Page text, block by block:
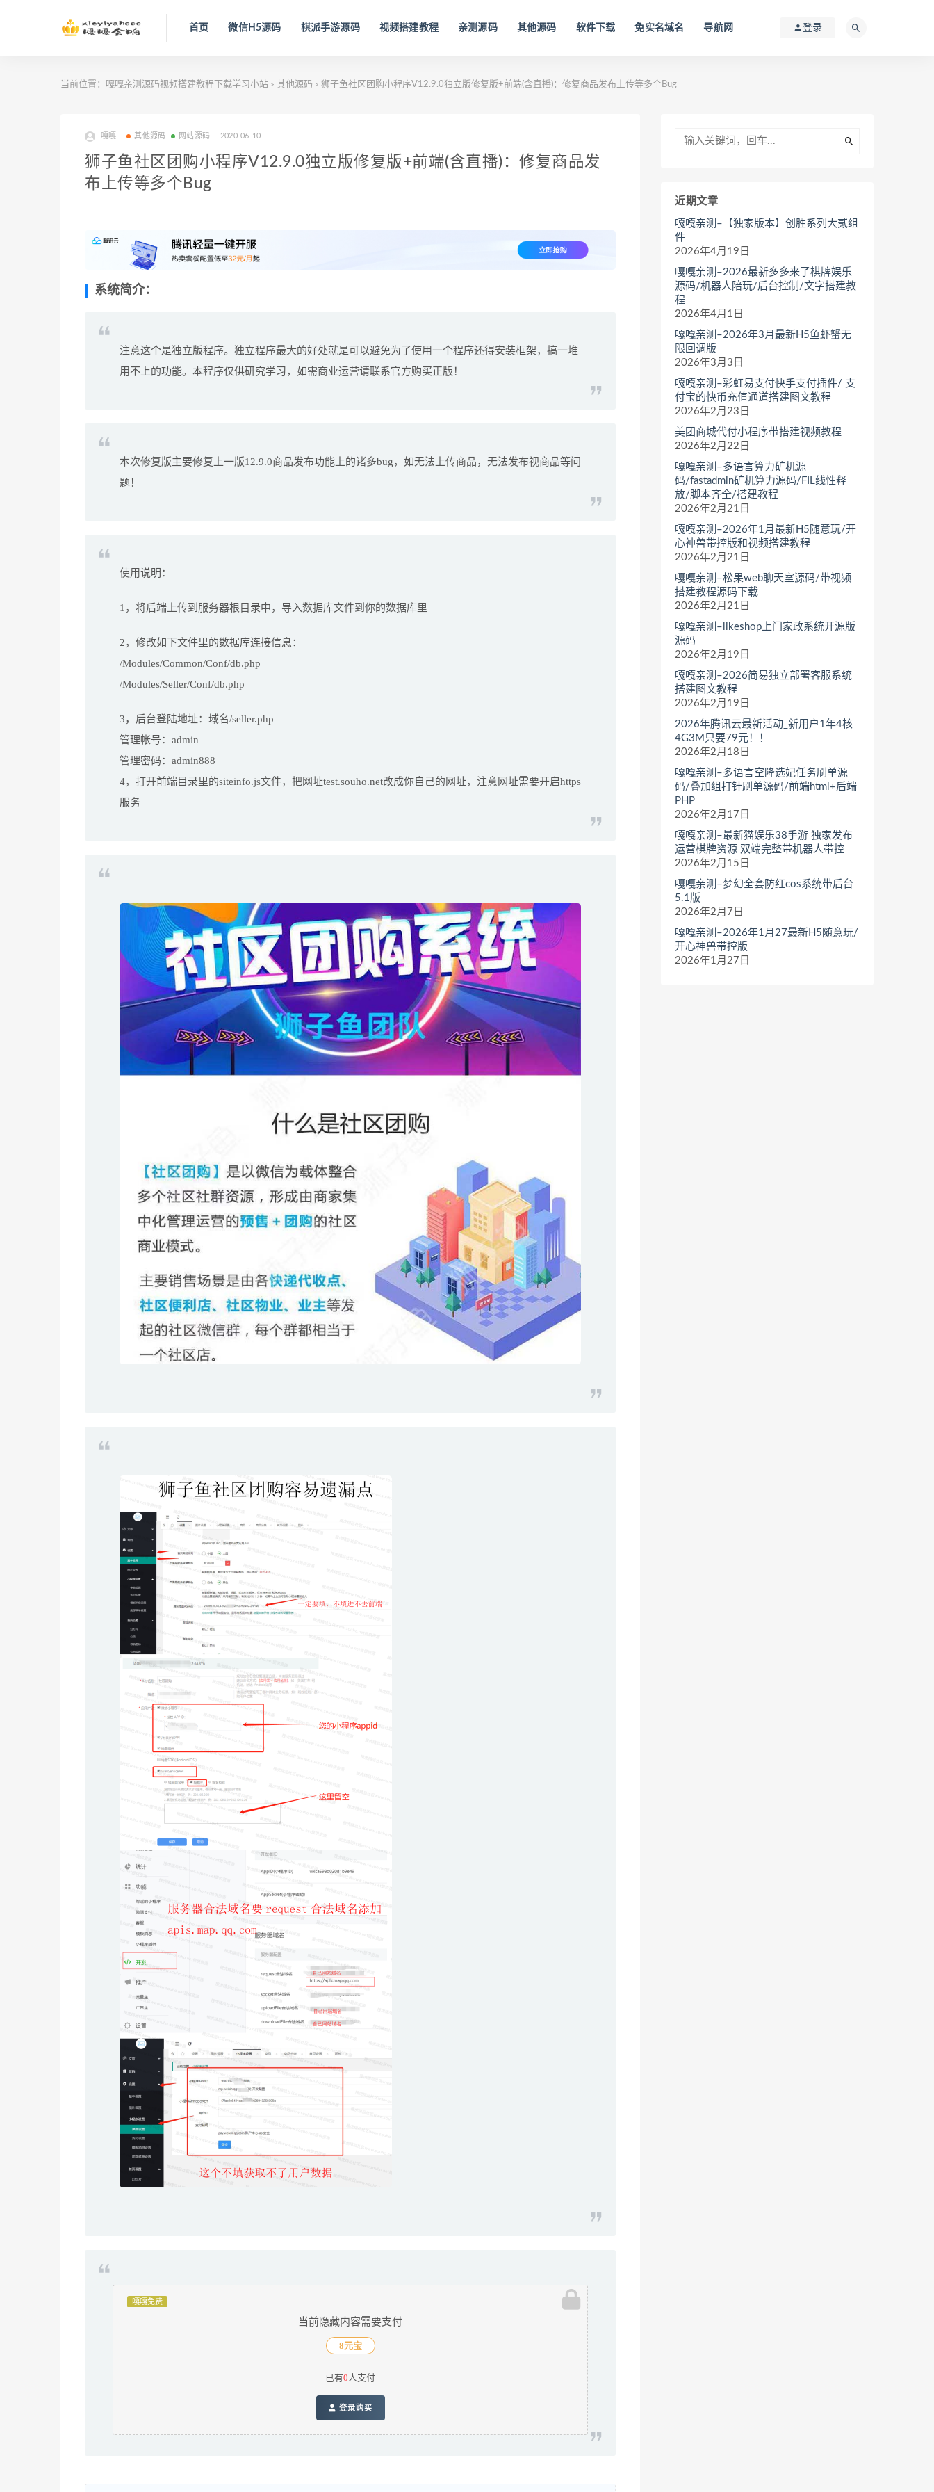
首页 微信H5源码 棋派手游源码 视频搭建教程 亲测源码 其他源码 软件下载 免实名域名 导航网 登录
当前位置： 嘎嘎亲测源码视频搭建教程下载学习小站 > 其他源码 > 狮子鱼社区团购小程序V12.9.0独立版修复版+前端(含直播)：修复商品发布上传等多个Bug
嘎嘎 其他源码 网站源码 2020-06-10
狮子鱼社区团购小程序V12.9.0独立版修复版+前端(含直播)：修复商品发
布上传等多个Bug
系统简介：
注意这个是独立版程序。独立程序最大的好处就是可以避免为了使用一个程序还得安装框架，搞一堆
用不上的功能。本程序仅供研究学习，如需商业运营请联系官方购买正版！
本次修复版主要修复上一版12.9.0商品发布功能上的诸多bug，如无法上传商品，无法发布视商品等问
题！
使用说明：
1，将后端上传到服务器根目录中，导入数据库文件到你的数据库里
2，修改如下文件里的数据库连接信息：
/Modules/Common/Conf/db.php
/Modules/Seller/Conf/db.php
3，后台登陆地址：域名/seller.php
管理帐号：admin
管理密码：admin888
4，打开前端目录里的siteinfo.js文件，把网址test.souho.net改成你自己的网址，注意网址需要开启https
服务
嘎嘎免费
当前隐藏内容需要支付
8元宝
已有0 人支付
登录购买
近期文章
嘎嘎亲测–【独家版本】创胜系列大贰组
件
2026年4月19日
嘎嘎亲测–2026最新多多来了棋牌娱乐
源码/机器人陪玩/后台控制/文字搭建教
程
2026年4月1日
嘎嘎亲测–2026年3月最新H5鱼虾蟹无
限回调版
2026年3月3日
嘎嘎亲测–彩虹易支付快手支付插件/ 支
付宝的快币充值通道搭建图文教程
2026年2月23日
美团商城代付小程序带搭建视频教程
2026年2月22日
嘎嘎亲测–多语言算力矿机源
码/fastadmin矿机算力源码/FIL线性释
放/脚本齐全/搭建教程
2026年2月21日
嘎嘎亲测–2026年1月最新H5随意玩/开
心神兽带控版和视频搭建教程
2026年2月21日
嘎嘎亲测–松果web聊天室源码/带视频
搭建教程源码下载
2026年2月21日
嘎嘎亲测–likeshop上门家政系统开源版
源码
2026年2月19日
嘎嘎亲测–2026简易独立部署客服系统
搭建图文教程
2026年2月19日
2026年腾讯云最新活动_新用户1年4核
4G3M只要79元！！
2026年2月18日
嘎嘎亲测–多语言空降选妃任务刷单源
码/叠加组打针刷单源码/前端html+后端
PHP
2026年2月17日
嘎嘎亲测–最新猫娱乐38手游 独家发布
运营棋牌资源 双端完整带机器人带控
2026年2月15日
嘎嘎亲测–梦幻全套防红cos系统带后台
5.1版
2026年2月7日
嘎嘎亲测–2026年1月27最新H5随意玩/
开心神兽带控版
2026年1月27日